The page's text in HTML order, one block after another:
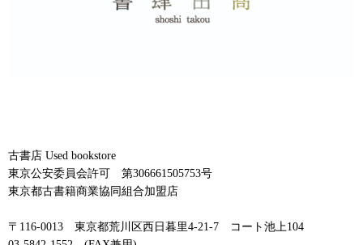
古書店 Used bookstore
東京公安委員会許可 第306661505753号
東京都古書籍商業協同組合加盟店
〒116-0013 東京都荒川区西日暮里4-21-7 コート池上104